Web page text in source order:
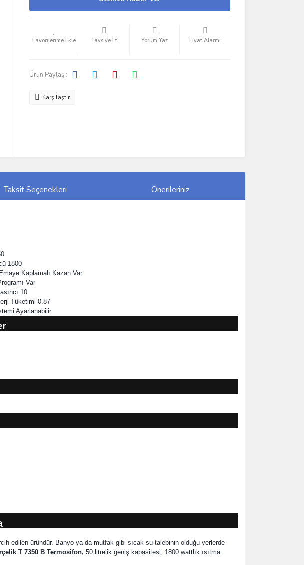
Tavsiye Et Yorum Yaz Fiyat Alarmı
Ürün Paylaş :
Karşılaştır
Taksit Seçenekleri Önerileriniz
1800
Kaplamalı Kazan Var
Var
10
Tüketimi 0.87
Ayarlanabilir
edilen üründür. Banyo ya da mutfak gibi sıcak su talebinin olduğu yerlerde
T 7350 B Termosifon, 50 litrelik geniş kapasitesi, 1800 wattlık ısıtma